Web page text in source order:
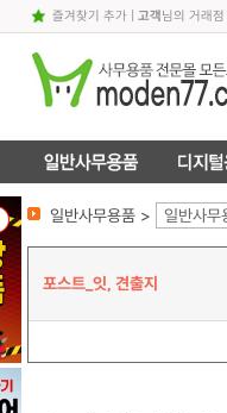
즐겨찾기 추가| 고객님의 거래
일반사무용품 > 일반사무
포스트_잇, 견출지